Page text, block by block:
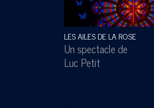
LES AILES DE LA ROSE
Un spectacle de
Luc Petit